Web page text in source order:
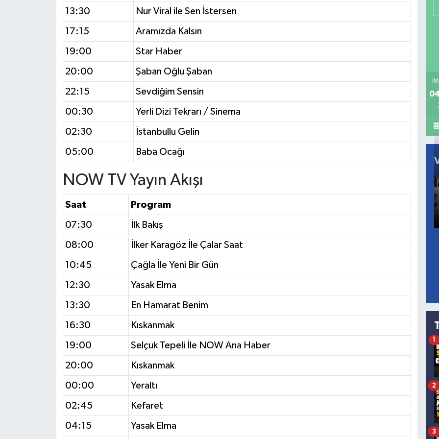
13:30 Nur Viral ile Sen İstersen
17:15 Aramızda Kalsın
19:00 Star Haber
20:00 Şaban Oğlu Şaban
22:15 Sevdiğim Sensin
00:30 Yerli Dizi Tekrarı / Sinema
02:30 İstanbullu Gelin
05:00 Baba Ocağı
NOW TV Yayın Akışı
Saat Program
07:30 İlk Bakış
08:00 İlker Karagöz İle Çalar Saat
10:45 Çağla İle Yeni Bir Gün
12:30 Yasak Elma
13:30 En Hamarat Benim
16:30 Kıskanmak
19:00 Selçuk Tepeli İle NOW Ana Haber
20:00 Kıskanmak
00:00 Yeraltı
02:45 Kefaret
04:15 Yasak Elma
1
2
3